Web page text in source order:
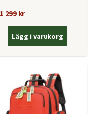
1 299 kr
Lägg i varukorg